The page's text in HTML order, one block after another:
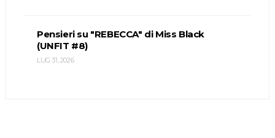
Pensieri su "REBECCA" di Miss Black
(UNFIT #8)
LUG 31, 2026